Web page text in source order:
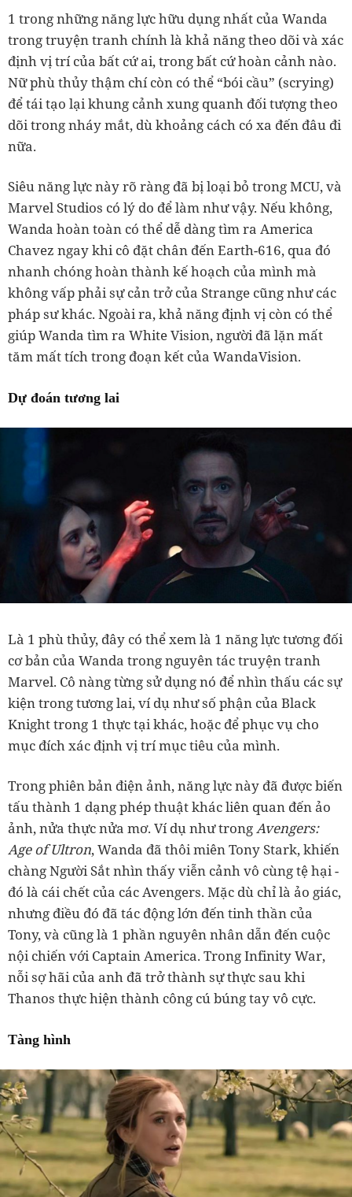
1 trong những năng lực hữu dụng nhất của Wanda
trong truyện tranh chính là khả năng theo dõi và xác
định vị trí của bất cứ ai, trong bất cứ hoàn cảnh nào.
Nữ phù thủy thậm chí còn có thể “bói cầu” (scrying)
để tái tạo lại khung cảnh xung quanh đối tượng theo
dõi trong nháy mắt, dù khoảng cách có xa đến đâu đi
nữa.
Siêu năng lực này rõ ràng đã bị loại bỏ trong MCU, và
Marvel Studios có lý do để làm như vậy. Nếu không,
Wanda hoàn toàn có thể dễ dàng tìm ra America
Chavez ngay khi cô đặt chân đến Earth-616, qua đó
nhanh chóng hoàn thành kế hoạch của mình mà
không vấp phải sự cản trở của Strange cũng như các
pháp sư khác. Ngoài ra, khả năng định vị còn có thể
giúp Wanda tìm ra White Vision, người đã lặn mất
tăm mất tích trong đoạn kết của WandaVision.
Dự đoán tương lai
Là 1 phù thủy, đây có thể xem là 1 năng lực tương đối
cơ bản của Wanda trong nguyên tác truyện tranh
Marvel. Cô nàng từng sử dụng nó để nhìn thấu các sự
kiện trong tương lai, ví dụ như số phận của Black
Knight trong 1 thực tại khác, hoặc để phục vụ cho
mục đích xác định vị trí mục tiêu của mình.
Trong phiên bản điện ảnh, năng lực này đã được biến
tấu thành 1 dạng phép thuật khác liên quan đến ảo
ảnh, nửa thực nửa mơ. Ví dụ như trongAvengers:
Age of Ultron, Wanda đã thôi miên Tony Stark, khiến
chàng Người Sắt nhìn thấy viễn cảnh vô cùng tệ hại -
đó là cái chết của các Avengers. Mặc dù chỉ là ảo giác,
nhưng điều đó đã tác động lớn đến tinh thần của
Tony, và cũng là 1 phần nguyên nhân dẫn đến cuộc
nội chiến với Captain America. Trong Infinity War,
nỗi sợ hãi của anh đã trở thành sự thực sau khi
Thanos thực hiện thành công cú búng tay vô cực.
Tàng hình